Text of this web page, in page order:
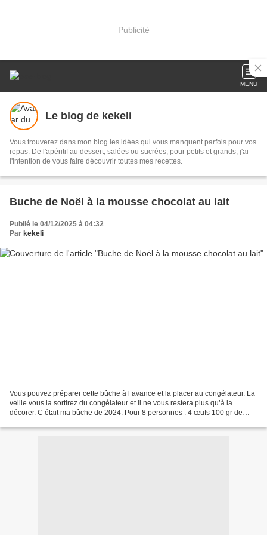
Publicité
MENU
Le blog de kekeli
Vous trouverez dans mon blog les idées qui vous manquent parfois pour vos
repas. De l'apéritif au dessert, salées ou sucrées, pour petits et grands, j'ai
l'intention de vous faire découvrir toutes mes recettes.
Buche de Noël à la mousse chocolat au lait
Publié le 04/12/2025 à 04:32
Par kekeli
Vous pouvez préparer cette bûche à l’avance et la placer au congélateur. La
veille vous la sortirez du congélateur et il ne vous restera plus qu’à la
décorer. C’était ma bûche de 2024. Pour 8 personnes : 4 œufs 100 gr de